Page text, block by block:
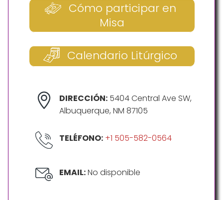
Cómo participar en
Misa
Calendario Litúrgico
DIRECCIÓN: 5404 Central Ave SW,
Albuquerque, NM 87105
TELÉFONO: +1 505-582-0564
EMAIL:No disponible